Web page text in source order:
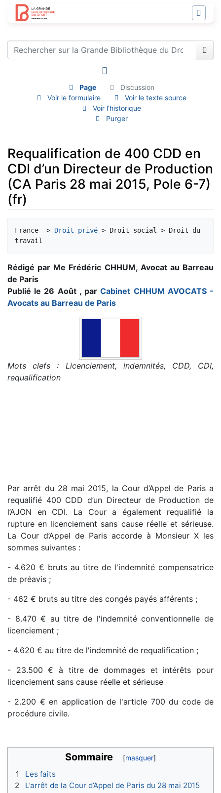
Page
Discussion
Voir le formulaire
Voir le texte source
Voir l’historique
Purger
Requalification de 400 CDD en
CDI d’un Directeur de Production
(CA Paris 28 mai 2015, Pole 6-7)
(fr)
France  > Droit privé > Droit social > Droit du
Rédigé par Me Frédéric CHHUM, Avocat au Barreau
de Paris
Publié le 26 Août , parCabinet CHHUM AVOCATS -
Avocats au Barreau de Paris
Mots clefs : Licenciement, indemnités, CDD, CDI,
requalification
Par arrêt du 28 mai 2015, la Cour d’Appel de Paris a
requalifié 400 CDD d’un Directeur de Production de
l’AJON en CDI. La Cour a également requalifié la
rupture en licenciement sans cause réelle et sérieuse.
La Cour d’Appel de Paris accorde à Monsieur X les
sommes suivantes :
- 4.620 € bruts au titre de l'indemnité compensatrice
de préavis ;
- 462 € bruts au titre des congés payés afférents ;
- 8.470 € au titre de l'indemnité conventionnelle de
licenciement ;
- 4.620 € au titre de l'indemnité de requalification ;
- 23.500 € à titre de dommages et intérêts pour
licenciement sans cause réelle et sérieuse
- 2.200 € en application de l'article 700 du code de
procédure civile.
Sommaire
1
Les faits
2
L’arrêt de la Cour d’Appel de Paris du 28 mai 2015